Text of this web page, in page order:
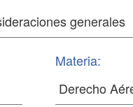
Materia: